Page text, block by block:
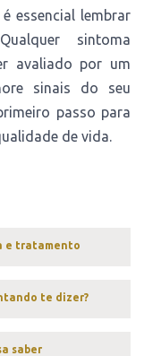
essencial lembrar
sintoma
avaliado por um
sinais do seu
passo para
de vida.
e tratamento
te dizer?
saber